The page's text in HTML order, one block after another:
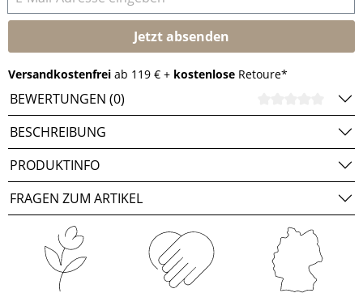
Jetzt absenden
Versandkostenfrei ab 119 € + kostenlose Retoure*
BEWERTUNGEN (0)
BESCHREIBUNG
PRODUKTINFO
FRAGEN ZUM ARTIKEL